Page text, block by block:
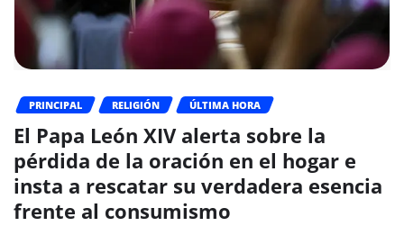
PRINCIPAL RELIGIÓN ÚLTIMA HORA
El Papa León XIV alerta sobre la
pérdida de la oración en el hogar e
insta a rescatar su verdadera esencia
frente al consumismo